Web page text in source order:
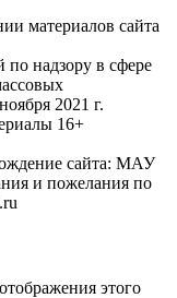
материалов сайта
по надзору в сфере
2021 г.
16+
сайта: МАУ
и пожелания по
этого